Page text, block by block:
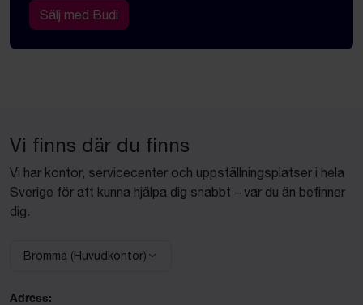
Sälj med Budi
Vi finns där du finns
Vi har kontor, servicecenter och uppställningsplatser i hela
Sverige för att kunna hjälpa dig snabbt – var du än befinner
dig.
Välj anläggning:
Bromma (Huvudkontor)
Adress: